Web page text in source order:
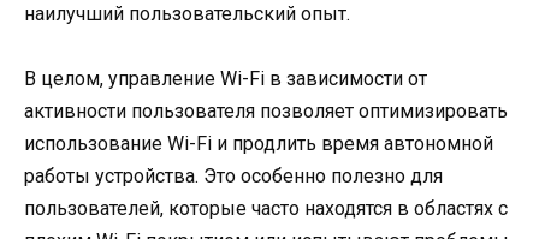
наилучший пользовательский опыт.
В целом, управление Wi-Fi в зависимости от
активности пользователя позволяет оптимизировать
использование Wi-Fi и продлить время автономной
работы устройства. Это особенно полезно для
пользователей, которые часто находятся в областях с